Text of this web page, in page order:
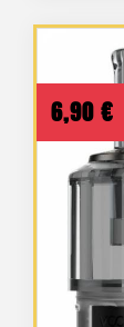
6,90 €